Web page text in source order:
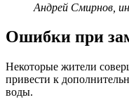
Андрей Смирнов,
Ошибки при
Некоторые жители
привести к
воды.